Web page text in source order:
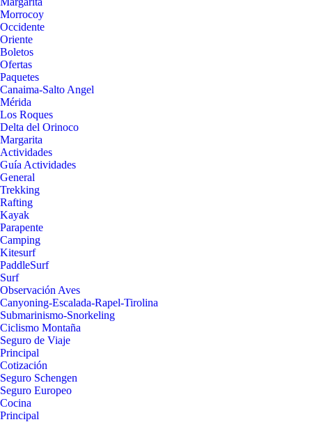
Morrocoy
Occidente
Oriente
Boletos
Ofertas
Paquetes
Canaima-Salto Angel
Mérida
Los Roques
Delta del Orinoco
Margarita
Actividades
Guía Actividades
General
Trekking
Rafting
Kayak
Parapente
Camping
Kitesurf
PaddleSurf
Surf
Observación Aves
Canyoning-Escalada-Rapel-Tirolina
Submarinismo-Snorkeling
Ciclismo Montaña
Seguro de Viaje
Principal
Cotización
Seguro Schengen
Seguro Europeo
Cocina
Principal